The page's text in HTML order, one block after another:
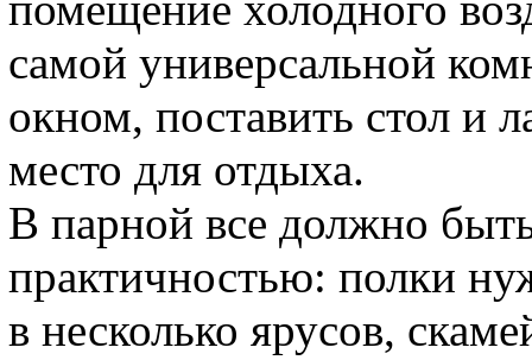
самой универсальной
окном, поставить стол и
место для отдыха.
В парной все должно
практичностью: полки
в несколько ярусов,